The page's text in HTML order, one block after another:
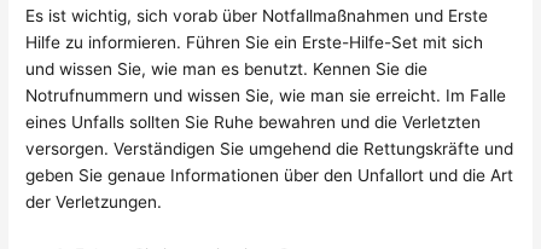
Es ist wichtig, sich vorab über Notfallmaßnahmen und Erste
Hilfe zu informieren. Führen Sie ein Erste-Hilfe-Set mit sich
und wissen Sie, wie man es benutzt. Kennen Sie die
Notrufnummern und wissen Sie, wie man sie erreicht. Im Falle
eines Unfalls sollten Sie Ruhe bewahren und die Verletzten
versorgen. Verständigen Sie umgehend die Rettungskräfte und
geben Sie genaue Informationen über den Unfallort und die Art
der Verletzungen.